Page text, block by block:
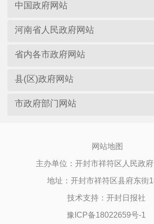
中国政府网站
河南省人民政府网站
省内各市政府网站
县(区)政府网站
市政府部门网站
网站地图
主办单位：开封市祥符区人民政
地址：开封市祥符区县府东街
技术支持：开封日报社
豫ICP备18022659号-1